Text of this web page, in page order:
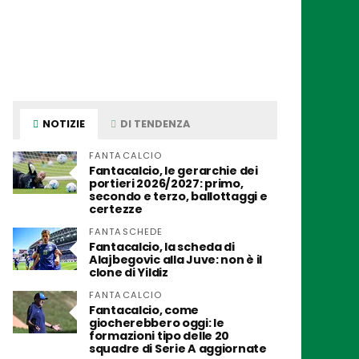
NOTIZIE DI TENDENZA
FANTACALCIO
Fantacalcio, le gerarchie dei
portieri 2026/2027: primo,
secondo e terzo, ballottaggi e
certezze
FANTASCHEDE
Fantacalcio, la scheda di
Alajbegovic alla Juve: non è il
clone di Yildiz
FANTACALCIO
Fantacalcio, come
giocherebbero oggi: le
formazioni tipo delle 20
squadre di Serie A aggiornate